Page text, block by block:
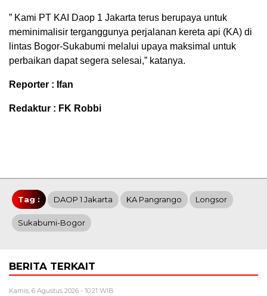
” Kami PT KAI Daop 1 Jakarta terus berupaya untuk
meminimalisir terganggunya perjalanan kereta api (KA) di
lintas Bogor-Sukabumi melalui upaya maksimal untuk
perbaikan dapat segera selesai,” katanya.
Reporter : Ifan
Redaktur : FK Robbi
Tag : DAOP 1 Jakarta KA Pangrango Longsor
Sukabumi-Bogor
BERITA TERKAIT
Kamis, 6 Agustus 2026 - 10:21 WIB